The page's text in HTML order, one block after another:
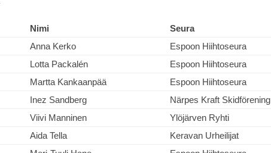
Nimi Seura
Anna Kerko Espoon Hiihtoseura
Lotta Packalén Espoon Hiihtoseura
Martta Kankaanpää Espoon Hiihtoseura
Inez Sandberg Närpes Kraft Skidförening
Viivi Manninen Ylöjärven Ryhti
Aida Tella Keravan Urheilijat